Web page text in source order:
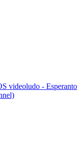
videoludo - Esperanto